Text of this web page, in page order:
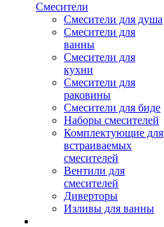
Смесители
Смесители для душа
Смесители для
ванны
Смесители для
кухни
Смесители для
раковины
Смесители для биде
Наборы смесителей
Комплектующие для
встраиваемых
смесителей
Вентили для
смесителей
Диверторы
Изливы для ванны